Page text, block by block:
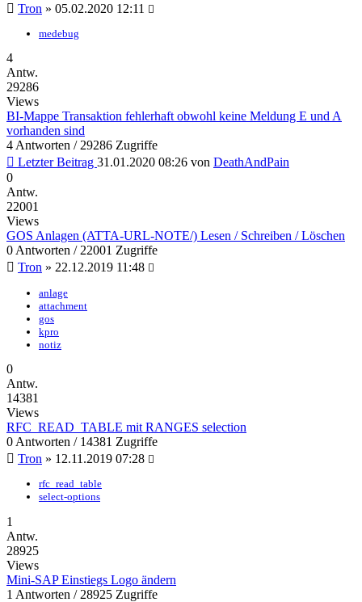
Tron » 05.02.2020 12:11
medebug
4
Antw.
29286
Views
BI-Mappe Transaktion fehlerhaft obwohl keine Meldung E und A
vorhanden sind
4 Antworten / 29286 Zugriffe
Letzter Beitrag 31.01.2020 08:26 von DeathAndPain
0
Antw.
22001
Views
GOS Anlagen (ATTA-URL-NOTE/) Lesen / Schreiben / Löschen
0 Antworten / 22001 Zugriffe
Tron » 22.12.2019 11:48
anlage
attachment
gos
kpro
notiz
0
Antw.
14381
Views
RFC_READ_TABLE mit RANGES selection
0 Antworten / 14381 Zugriffe
Tron » 12.11.2019 07:28
rfc_read_table
select-options
1
Antw.
28925
Views
Mini-SAP Einstiegs Logo ändern
1 Antworten / 28925 Zugriffe